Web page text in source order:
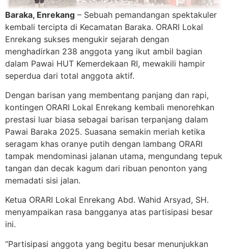
Baraka, Enrekang – Sebuah pemandangan spektakuler
kembali tercipta di Kecamatan Baraka. ORARI Lokal
Enrekang sukses mengukir sejarah dengan
menghadirkan 238 anggota yang ikut ambil bagian
dalam Pawai HUT Kemerdekaan RI, mewakili hampir
seperdua dari total anggota aktif.
Dengan barisan yang membentang panjang dan rapi,
kontingen ORARI Lokal Enrekang kembali menorehkan
prestasi luar biasa sebagai barisan terpanjang dalam
Pawai Baraka 2025. Suasana semakin meriah ketika
seragam khas oranye putih dengan lambang ORARI
tampak mendominasi jalanan utama, mengundang tepuk
tangan dan decak kagum dari ribuan penonton yang
memadati sisi jalan.
Ketua ORARI Lokal Enrekang Abd. Wahid Arsyad, SH.
menyampaikan rasa bangganya atas partisipasi besar
ini.
“Partisipasi anggota yang begitu besar menunjukkan